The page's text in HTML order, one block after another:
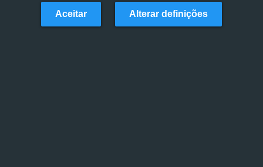
Aceitar Alterar definições